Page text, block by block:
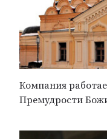
Компания
Премудрости